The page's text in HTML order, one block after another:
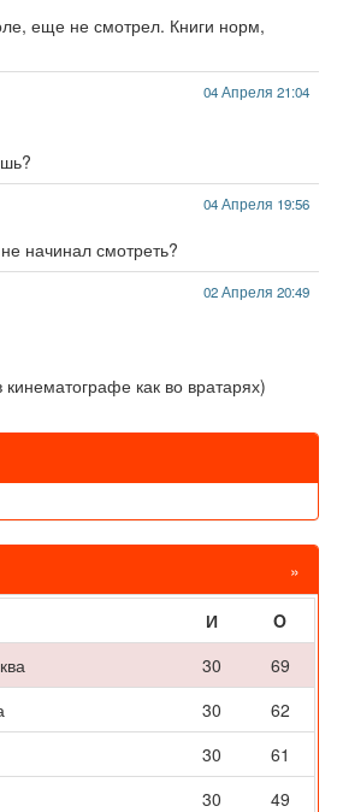
еще не смотрел. Книги норм,
04 Апреля 21:04
04 Апреля 19:56
начинал смотреть?
02 Апреля 20:49
как во вратарях)
»
И
O
30
69
30
62
30
61
30
49